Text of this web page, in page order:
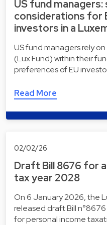
US fund
considerations for
investors in a
US fund managers rely
(Lux Fund) within their
preferences of EU
Read More
02/02/26
Draft Bill 8676 for
tax year 2028
On 6 January 2026, the
released draft Bill
for personal income